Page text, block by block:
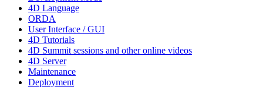
4D Language
ORDA
User Interface / GUI
4D Tutorials
4D Summit sessions and other online videos
4D Server
Maintenance
Deployment